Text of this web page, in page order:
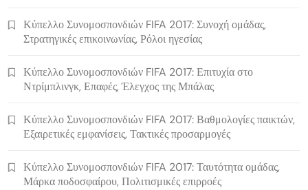
Κύπελλο Συνομοσπονδιών FIFA 2017: Συνοχή ομάδας,
Στρατηγικές επικοινωνίας, Ρόλοι ηγεσίας
Κύπελλο Συνομοσπονδιών FIFA 2017: Επιτυχία στο
Ντρίμπλινγκ, Επαφές, Έλεγχος της Μπάλας
Κύπελλο Συνομοσπονδιών FIFA 2017: Βαθμολογίες παικτών,
Εξαιρετικές εμφανίσεις, Τακτικές προσαρμογές
Κύπελλο Συνομοσπονδιών FIFA 2017: Ταυτότητα ομάδας,
Μάρκα ποδοσφαίρου, Πολιτισμικές επιρροές